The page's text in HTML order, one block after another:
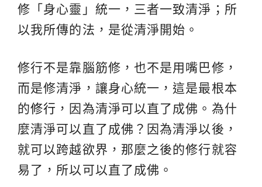
修「身心靈」統一，三者一致清淨；所
以我所傳的法，是從清淨開始。
修行不是靠腦筋修，也不是用嘴巴修，
而是修清淨，讓身心統一，這是最根本
的修行 ，因為清淨可以直了成佛。為什
麼清淨可以直了成佛？因為清淨以後，
就可以跨越欲界，那麼之後的修行就容
易了，所以可以直了成佛。